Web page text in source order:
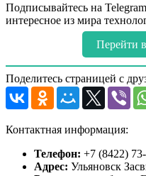
Подписывайтесь на
интересное из мира
Перейти
Поделитесь страницей с
Контактная информация:
Телефон: +7 (8422)
Адрес: Ульяновск